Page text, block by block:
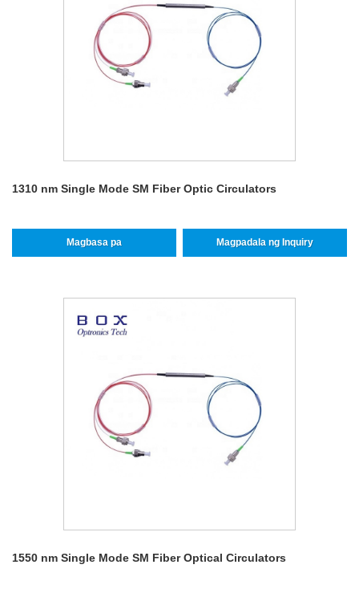
1310 nm Single Mode SM Fiber Optic Circulators
Magbasa pa Magpadala ng Inquiry
1550 nm Single Mode SM Fiber Optical Circulators